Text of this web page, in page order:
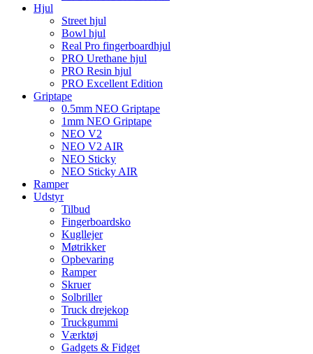
Hjul
Street hjul
Bowl hjul
Real Pro fingerboardhjul
PRO Urethane hjul
PRO Resin hjul
PRO Excellent Edition
Griptape
0.5mm NEO Griptape
1mm NEO Griptape
NEO V2
NEO V2 AIR
NEO Sticky
NEO Sticky AIR
Ramper
Udstyr
Tilbud
Fingerboardsko
Kugllejer
Møtrikker
Opbevaring
Ramper
Skruer
Solbriller
Truck drejekop
Truckgummi
Værktøj
Gadgets & Fidget